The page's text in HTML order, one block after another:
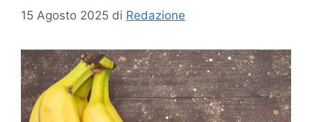
15 Agosto 2025 di Redazione